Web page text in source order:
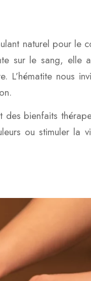
naturel pour le
sur le sang, elle
L’hématite nous
bienfaits
ou stimuler la